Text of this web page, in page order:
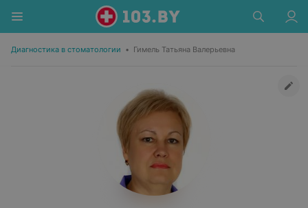
Диагностика в стоматологии • Гимель Татьяна Валерьевна